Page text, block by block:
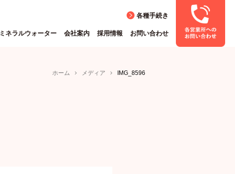
各種手続き
ミネラルウォーター 会社案内 採用情報 お問い合わせ
ホーム メディア IMG_8596